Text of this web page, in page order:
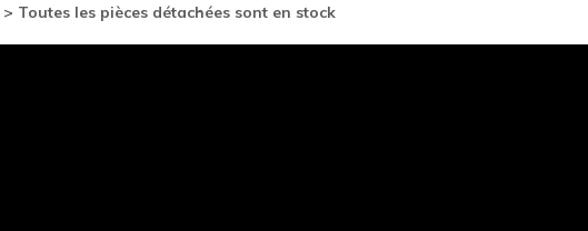
> Toutes les pièces détachées sont en stock